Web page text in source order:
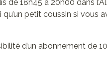
de 18h45 à 20h00 dans
petit coussin si vous
d’un abonnement de